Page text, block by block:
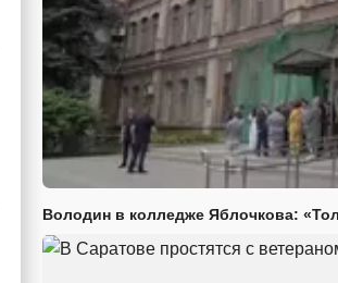
Володин в колледже Яблочкова: